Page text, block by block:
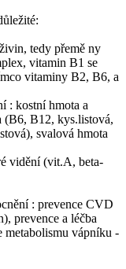
tedy přemě ny
vitamin B1 se
vitaminy B2, B6, a
: kostní hmota a
B12, kys.listová,
svalová hmota
vidění (vit.A, beta-
: prevence CVD
prevence a léčba
metabolismu vápníku -